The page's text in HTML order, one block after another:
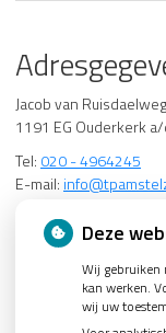
Jacob van
1191 EG Ouderkerk
Tel: 020 - 4964245
E-mail:
Deze
Wij gebruiken
kan werken.
wij uw